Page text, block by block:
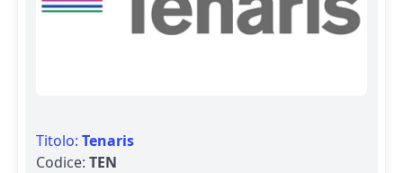
Titolo: Tenaris
Codice: TEN